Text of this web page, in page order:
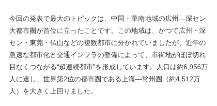
今回の発表で最大のトピックは、中国・華南地域の広州―深セン
大都市圏が首位に立ったことです。この地域は、かつて広州・深
セン・東莞・仏山などの複数都市に分かれていましたが、近年の
急速な都市化と交通インフラの整備によって、市街地がほぼ切れ
目なくつながる“超連続都市”を形成しています。人口は約6,956万
人に達し、世界第2位の都市圏である上海―常州圏（約4,512万
人）を大きく上回りました。